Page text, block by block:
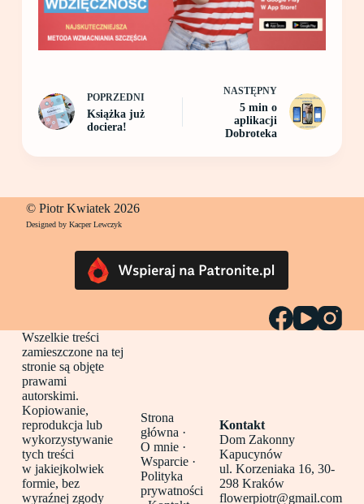
POPRZEDNI
Książka już
dociera!
NASTĘPNY
5 min o
aplikacji
Dobroteka
© Piotr Kwiatek 2026
Designed by Kacper Lewczyk
Wszelkie treści
zamieszczone na tej
stronie są objęte
prawami
autorskimi.
Kopiowanie,
reprodukcja lub
wykorzystywanie
tych treści
w jakiejkolwiek
formie, bez
wyraźnej zgody
Strona
główna ·
O mnie ·
Wsparcie ·
Polityka
prywatności
Kontakt
Dom Zakonny
Kapucynów
ul. Korzeniaka 16, 30-
298 Kraków
flowerpiotr@gmail.com